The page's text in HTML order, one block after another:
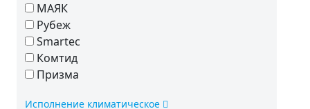
МАЯК
Рубеж
Smartec
Комтид
Призма
Исполнение климатическое